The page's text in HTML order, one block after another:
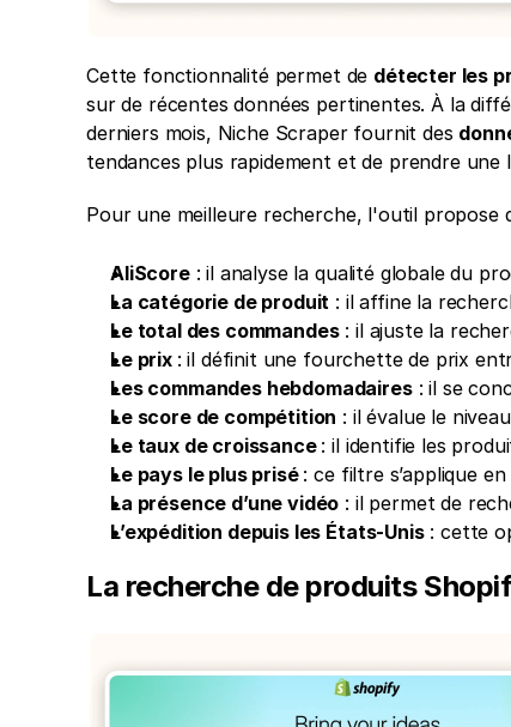
Cette fonctionnalité permet de détecter les
sur de récentes données pertinentes. À la
derniers mois, Niche Scraper fournit des
tendances plus rapidement et de prendre
Pour une meilleure recherche, l'outil propose
AliScore : il analyse la qualité globale du
La catégorie de produit : il affine la
Le total des commandes : il ajuste la
Le prix : il définit une fourchette de prix
Les commandes hebdomadaires : il se
Le score de compétition : il évalue le
Le taux de croissance : il identifie les
Le pays le plus prisé : ce filtre s’applique
La présence d’une vidéo : il permet de
L’expédition depuis les États-Unis : cette
La recherche de produits